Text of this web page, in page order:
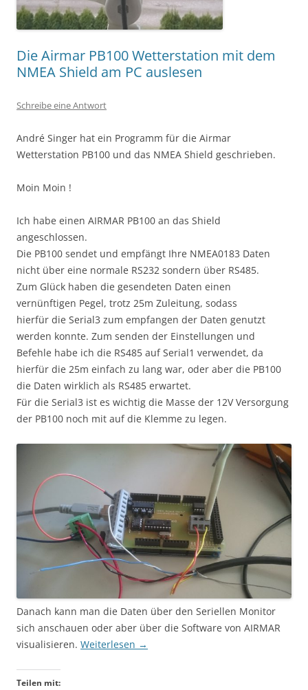
Die Airmar PB100 Wetterstation mit dem
NMEA Shield am PC auslesen
Schreibe eine Antwort
André Singer hat ein Programm für die Airmar
Wetterstation PB100 und das NMEA Shield geschrieben.
Moin Moin !
Ich habe einen AIRMAR PB100 an das Shield
angeschlossen.
Die PB100 sendet und empfängt Ihre NMEA0183 Daten
nicht über eine normale RS232 sondern über RS485.
Zum Glück haben die gesendeten Daten einen
vernünftigen Pegel, trotz 25m Zuleitung, sodass
hierfür die Serial3 zum empfangen der Daten genutzt
werden konnte. Zum senden der Einstellungen und
Befehle habe ich die RS485 auf Serial1 verwendet, da
hierfür die 25m einfach zu lang war, oder aber die PB100
die Daten wirklich als RS485 erwartet.
Für die Serial3 ist es wichtig die Masse der 12V Versorgung
der PB100 noch mit auf die Klemme zu legen.
Danach kann man die Daten über den Seriellen Monitor
sich anschauen oder aber über die Software von AIRMAR
visualisieren. Weiterlesen →
Teilen mit: